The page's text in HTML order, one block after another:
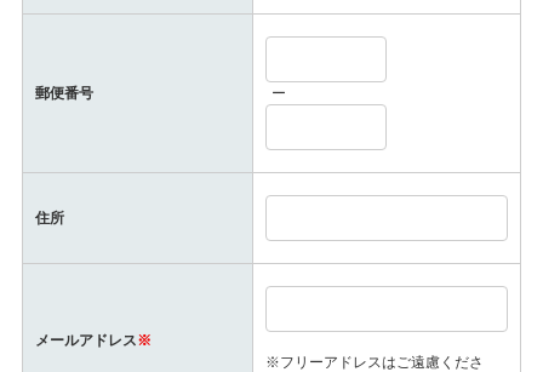
(8)個人情報保護管理者
※個人情報の取扱いについての詳細は当社ホームページ｢個
郵便番号 ー
住所
メールアドレス※
※フリーアドレスはご遠慮くださ